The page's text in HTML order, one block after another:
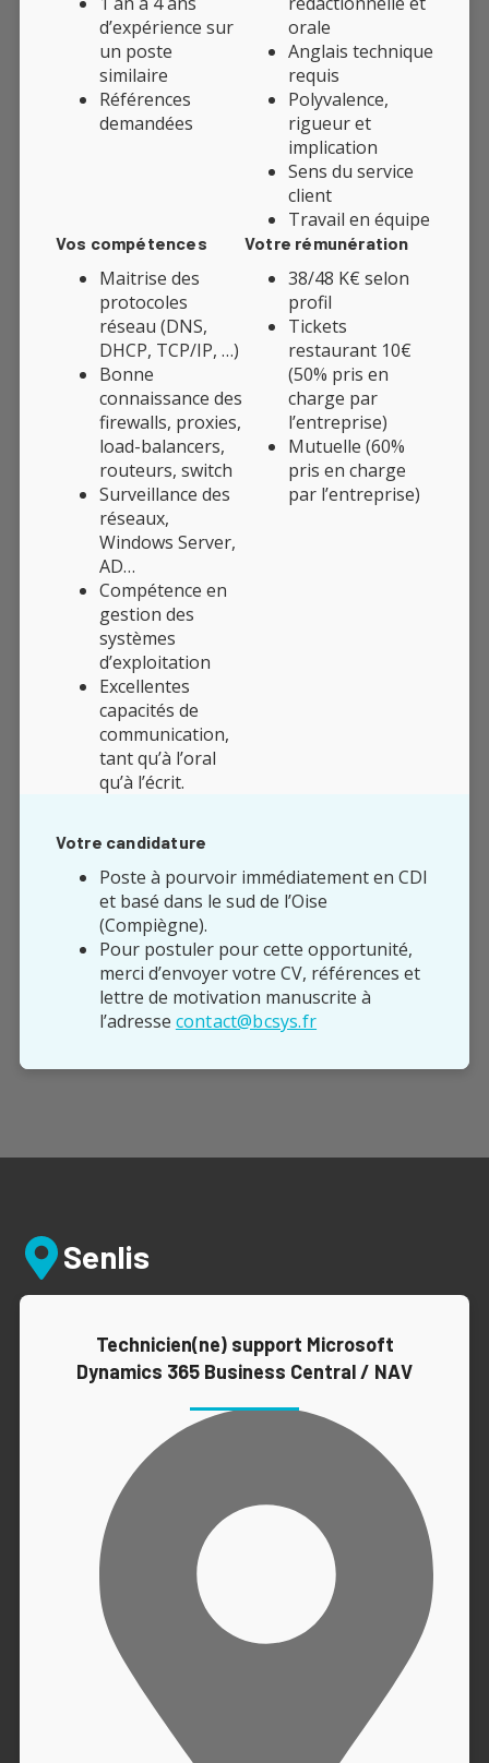
d’expérience sur
un poste
similaire
Références
demandées
orale
Anglais technique
requis
Polyvalence,
rigueur et
implication
Sens du service
client
Travail en équipe
Vos compétences
Maitrise des
protocoles
réseau (DNS,
DHCP, TCP/IP, …)
Bonne
connaissance des
firewalls, proxies,
load-balancers,
routeurs, switch
Surveillance des
réseaux,
Windows Server,
AD…
Compétence en
gestion des
systèmes
d’exploitation
Excellentes
capacités de
communication,
tant qu’à l’oral
qu’à l’écrit.
Votre rémunération
38/48 K€ selon
profil
Tickets
restaurant 10€
(50% pris en
charge par
l’entreprise)
Mutuelle (60%
pris en charge
par l’entreprise)
Votre candidature
Poste à pourvoir immédiatement en CDI
et basé dans le sud de l’Oise
(Compiègne).
Pour postuler pour cette opportunité,
merci d’envoyer votre CV, références et
lettre de motivation manuscrite à
l’adresse contact@bcsys.fr
Senlis
Technicien(ne) support Microsoft
Dynamics 365 Business Central / NAV